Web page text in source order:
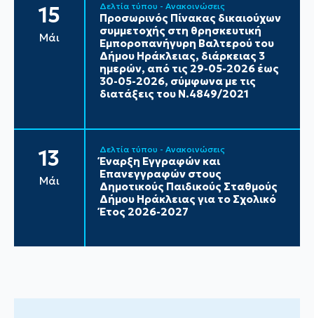
15
Μάι
Δελτία τύπου - Ανακοινώσεις
Προσωρινός Πίνακας δικαιούχων
συμμετοχής στη θρησκευτική
Εμποροπανήγυρη Βαλτερού του
Δήμου Ηράκλειας, διάρκειας 3
ημερών, από τις 29-05-2026 έως
30-05-2026, σύμφωνα με τις
διατάξεις του Ν.4849/2021
13
Μάι
Δελτία τύπου - Ανακοινώσεις
Έναρξη Εγγραφών και
Επανεγγραφών στους
Δημοτικούς Παιδικούς Σταθμούς
Δήμου Ηράκλειας για το Σχολικό
Έτος 2026-2027